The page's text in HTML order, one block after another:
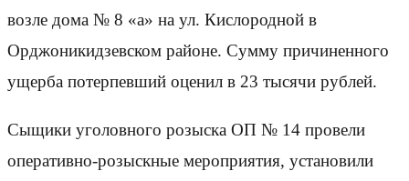
возле дома № 8 «а» на ул. Кислородной в
Орджоникидзевском районе. Сумму причиненного
ущерба потерпевший оценил в 23 тысячи рублей.
Сыщики уголовного розыска ОП № 14 провели
оперативно-розыскные мероприятия, установили